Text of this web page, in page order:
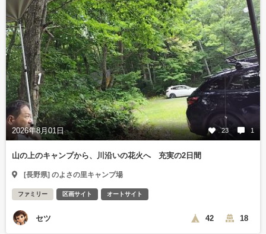
2026年8月01日 23 1
山の上のキャンプから、川沿いの花火へ 充実の2日間
[長野県] のよさの里キャンプ場
ファミリー 区画サイト オートサイト
セツ 42 18